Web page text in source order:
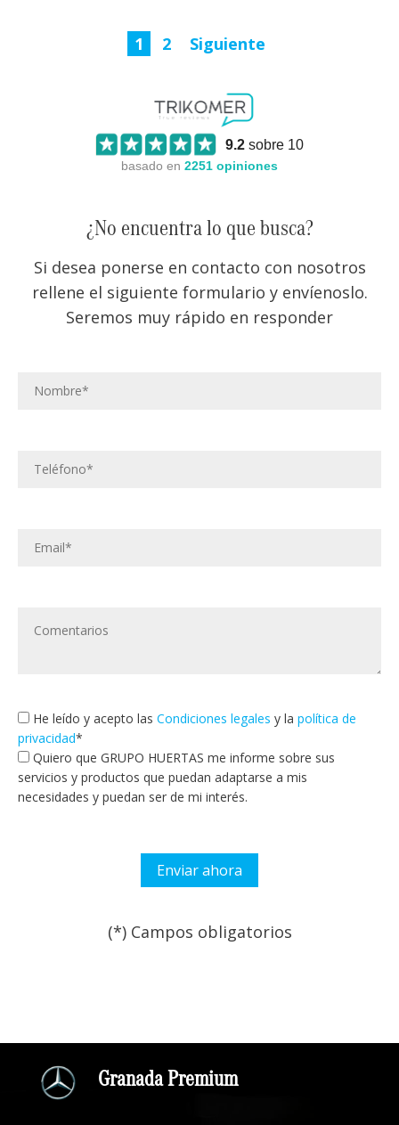
1 2 Siguiente
9.2sobre 10
basado en 2251 opiniones
¿No encuentra lo que busca?
Si desea ponerse en contacto con nosotros
rellene el siguiente formulario y envíenoslo.
Seremos muy rápido en responder
He leído y acepto las Condiciones legales y la política de
privacidad*
Quiero que GRUPO HUERTAS me informe sobre sus
servicios y productos que puedan adaptarse a mis
necesidades y puedan ser de mi interés.
(*) Campos obligatorios
Granada Premium